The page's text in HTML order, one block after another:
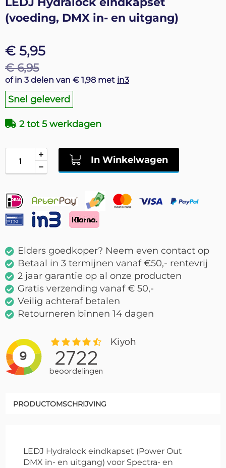
(voeding, DMX in- en uitgang)
€ 5,95
€ 6,95
of in 3 delen van € 1,98 met in3
Snel geleverd
2 tot 5 werkdagen
In Winkelwagen
Elders goedkoper? Neem even contact op
Betaal in 3 termijnen vanaf €50,- rentevrij
2 jaar garantie op al onze producten
Gratis verzending vanaf € 50,-
Veilig achteraf betalen
Retourneren binnen 14 dagen
naar
het
begin
de
afbeeldingen-
gallerij
PRODUCTOMSCHRIJVING
LEDJ Hydralock eindkapset (Power Out
DMX in- en uitgang) voor Spectra- en